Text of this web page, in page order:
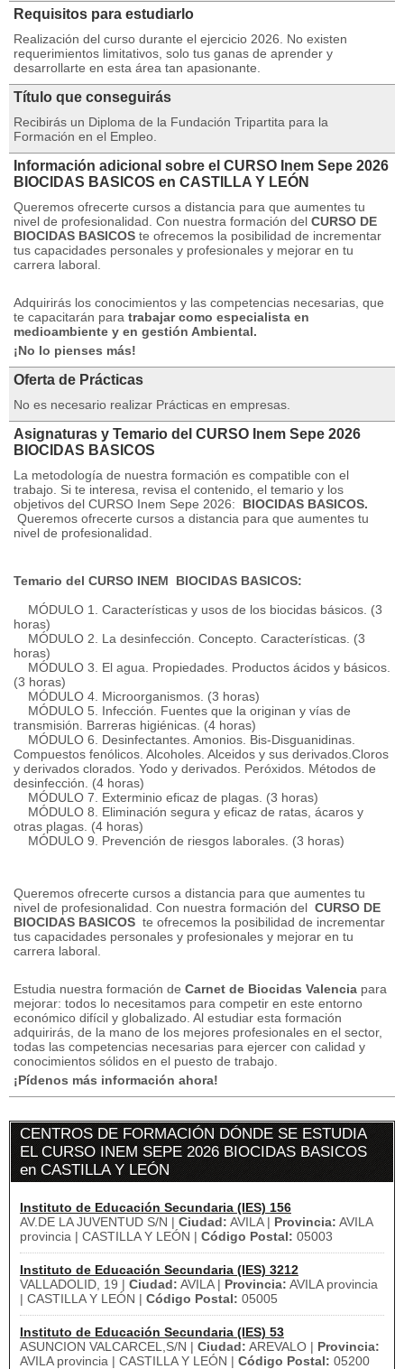
Requisitos para estudiarlo
Realización del curso durante el ejercicio 2026. No existen
requerimientos limitativos, solo tus ganas de aprender y
desarrollarte en esta área tan apasionante.
Título que conseguirás
Recibirás un Diploma de la Fundación Tripartita para la
Formación en el Empleo.
Información adicional sobre el CURSO Inem Sepe 2026
BIOCIDAS BASICOS en CASTILLA Y LEÓN
Queremos ofrecerte cursos a distancia para que aumentes tu
nivel de profesionalidad. Con nuestra formación del CURSO DE
BIOCIDAS BASICOS te ofrecemos la posibilidad de incrementar
tus capacidades personales y profesionales y mejorar en tu
carrera laboral.
Adquirirás los conocimientos y las competencias necesarias, que
te capacitarán para trabajar como especialista en
medioambiente y en gestión Ambiental.
¡No lo pienses más!
Oferta de Prácticas
No es necesario realizar Prácticas en empresas.
Asignaturas y Temario del CURSO Inem Sepe 2026
BIOCIDAS BASICOS
La metodología de nuestra formación es compatible con el
trabajo. Si te interesa, revisa el contenido, el temario y los
objetivos del CURSO Inem Sepe 2026: BIOCIDAS BASICOS.
Queremos ofrecerte cursos a distancia para que aumentes tu
nivel de profesionalidad.
Temario del CURSO INEM BIOCIDAS BASICOS:
MÓDULO 1. Características y usos de los biocidas básicos. (3
horas)
MÓDULO 2. La desinfección. Concepto. Características. (3
horas)
MÓDULO 3. El agua. Propiedades. Productos ácidos y básicos.
(3 horas)
MÓDULO 4. Microorganismos. (3 horas)
MÓDULO 5. Infección. Fuentes que la originan y vías de
transmisión. Barreras higiénicas. (4 horas)
MÓDULO 6. Desinfectantes. Amonios. Bis-Disguanidinas.
Compuestos fenólicos. Alcoholes. Alceidos y sus derivados. Cloros
y derivados clorados. Yodo y derivados. Peróxidos. Métodos de
desinfección. (4 horas)
MÓDULO 7. Exterminio eficaz de plagas. (3 horas)
MÓDULO 8. Eliminación segura y eficaz de ratas, ácaros y
otras plagas. (4 horas)
MÓDULO 9. Prevención de riesgos laborales. (3 horas)
Queremos ofrecerte cursos a distancia para que aumentes tu
nivel de profesionalidad. Con nuestra formación del CURSO DE
BIOCIDAS BASICOS te ofrecemos la posibilidad de incrementar
tus capacidades personales y profesionales y mejorar en tu
carrera laboral.
Estudia nuestra formación de Carnet de Biocidas Valencia para
mejorar: todos lo necesitamos para competir en este entorno
económico difícil y globalizado. Al estudiar esta formación
adquirirás, de la mano de los mejores profesionales en el sector,
todas las competencias necesarias para ejercer con calidad y
conocimientos sólidos en el puesto de trabajo.
¡Pídenos más información ahora!
CENTROS DE FORMACIÓN DÓNDE SE ESTUDIA
EL CURSO INEM SEPE 2026 BIOCIDAS BASICOS
en CASTILLA Y LEÓN
Instituto de Educación Secundaria (IES) 156
AV.DE LA JUVENTUD S/N | Ciudad: AVILA | Provincia: AVILA
provincia | CASTILLA Y LEÓN | Código Postal: 05003
Instituto de Educación Secundaria (IES) 3212
VALLADOLID, 19 | Ciudad: AVILA | Provincia: AVILA provincia
| CASTILLA Y LEÓN | Código Postal: 05005
Instituto de Educación Secundaria (IES) 53
ASUNCION VALCARCEL,S/N | Ciudad: AREVALO | Provincia:
AVILA provincia | CASTILLA Y LEÓN | Código Postal: 05200